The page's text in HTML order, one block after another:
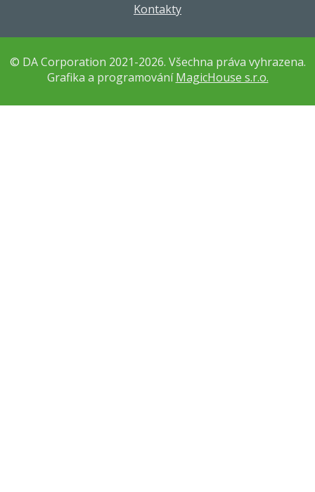
Kontakty
© DA Corporation 2021-2026. Všechna práva vyhrazena.
Grafika a programováníMagicHouse s.r.o.